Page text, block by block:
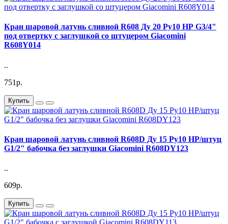
Кран шаровой латунь сливной R608 Ду 20 Ру10 НР G3/4"
под отвертку с заглушкой со штуцером Giacomini
R608Y014
..
751р.
Купить
Кран шаровой латунь сливной R608D Ду 15 Ру10 НР/штуц
G1/2" бабочка без заглушки Giacomini R608DY123
..
609р.
Купить